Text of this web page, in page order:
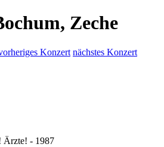
Zeche
Konzert nächstes Konzert
Ärzte! - 1987